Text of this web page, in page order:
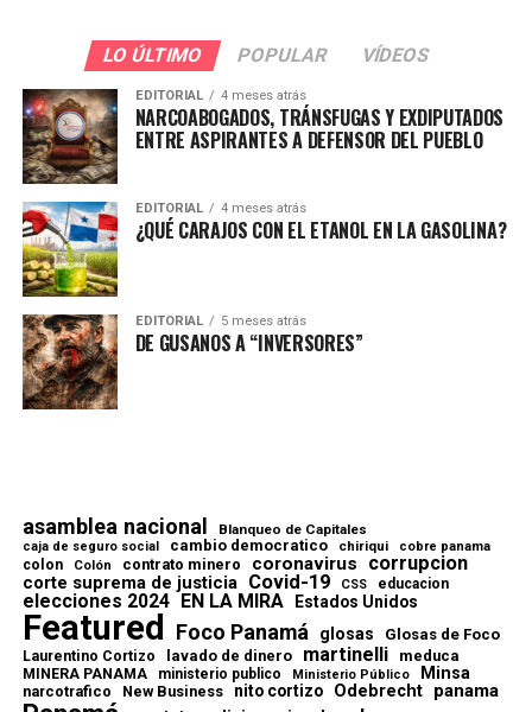
LO ÚLTIMO POPULAR VÍDEOS
EDITORIAL 4 meses atrás
NARCOABOGADOS, TRÁNSFUGAS Y EXDIPUTADOS
ENTRE ASPIRANTES A DEFENSOR DEL PUEBLO
EDITORIAL 4 meses atrás
¿QUÉ CARAJOS CON EL ETANOL EN LA GASOLINA?
EDITORIAL 5 meses atrás
DE GUSANOS A “INVERSORES”
asamblea nacional Blanqueo de Capitales
caja de seguro social cambio democratico chiriqui cobre panama
colon Colón contrato minero coronavirus corrupcion
corte suprema de justicia Covid-19 CSS educacion
elecciones 2024 EN LA MIRA Estados Unidos
Featured Foco Panamá glosas Glosas de Foco
Laurentino Cortizo lavado de dinero martinelli meduca
MINERA PANAMA ministerio publico Ministerio Público Minsa
narcotrafico New Business nito cortizo Odebrecht panama